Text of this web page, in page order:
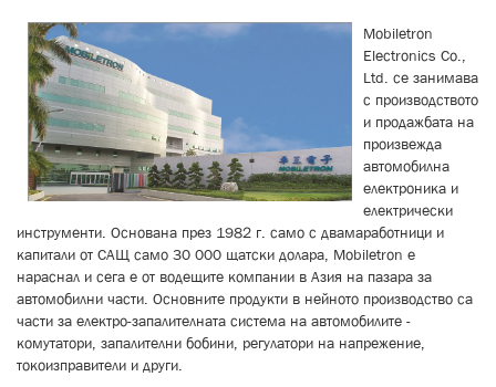
Mobiletron
Electronics Co.,
Ltd. се занимава
с производството
и продажбата на
произвежда
автомобилна
електроника и
електрически
инструменти. Основана през 1982 г. само с двамаработници и
капитали от САЩ само 30 000 щатски долара, Mobiletron е
нараснал и сега е от водещите компании в Азия на пазара за
автомобилни части. Основните продукти в нейното производство са
части за електро-запалителната система на автомобилите -
комутатори, запалителни бобини, регулатори на напрежение,
токоизправители и други.